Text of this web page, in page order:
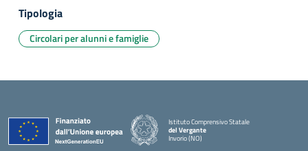
Tipologia
Circolari per alunni e famiglie
Istituto Comprensivo Statale
del Vergante
Invorio (NO)